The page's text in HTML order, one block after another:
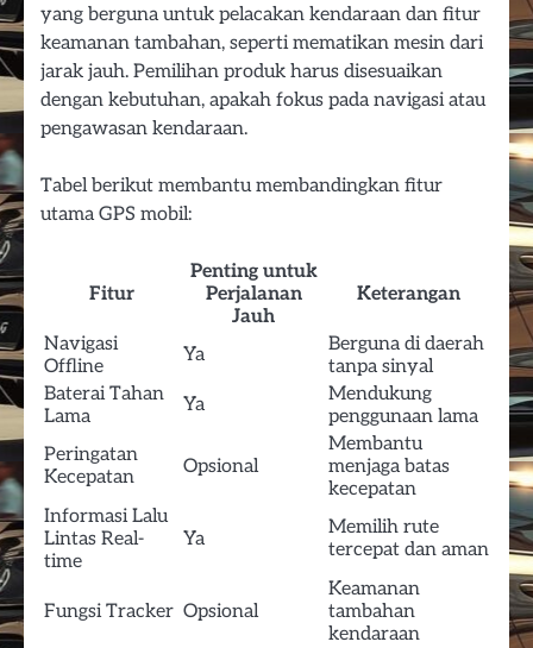
yang berguna untuk pelacakan kendaraan dan fitur
keamanan tambahan, seperti mematikan mesin dari
jarak jauh. Pemilihan produk harus disesuaikan
dengan kebutuhan, apakah fokus pada navigasi atau
pengawasan kendaraan.
Tabel berikut membantu membandingkan fitur
utama GPS mobil:
Fitur
Penting untuk
Perjalanan
Jauh
Keterangan
Navigasi
Offline
Ya
Berguna di daerah
tanpa sinyal
Baterai Tahan
Lama
Ya
Mendukung
penggunaan lama
Peringatan
Kecepatan
Opsional
Membantu
menjaga batas
kecepatan
Informasi Lalu
Lintas Real-
time
Ya
Memilih rute
tercepat dan aman
Fungsi Tracker Opsional
Keamanan
tambahan
kendaraan